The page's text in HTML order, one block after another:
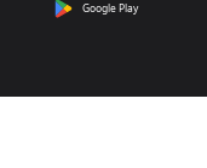
Google Play